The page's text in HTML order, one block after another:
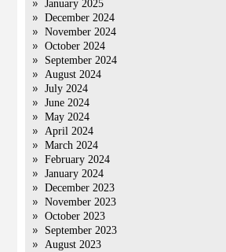
January 2025
December 2024
November 2024
October 2024
September 2024
August 2024
July 2024
June 2024
May 2024
April 2024
March 2024
February 2024
January 2024
December 2023
November 2023
October 2023
September 2023
August 2023